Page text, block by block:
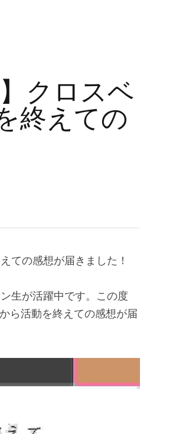
クロスベ
終えての
ての感想が届きました！
生が活躍中です。この度
ら活動を終えての感想が届